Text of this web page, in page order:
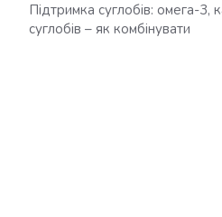
Підтримка суглобів: омега-3,
суглобів – як комбінувати